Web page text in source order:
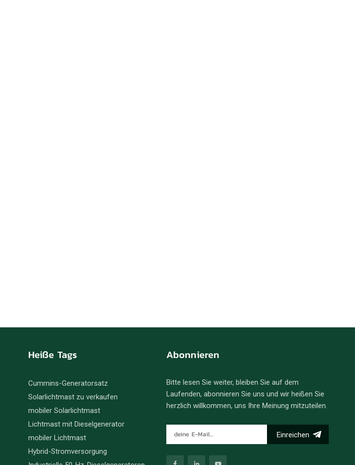
Heiße Tags
Cummins-Generatorsatz
Solarlichtmast zu verkaufen
mobiler Solarlichtmast
Lichtmast mit Dieselgenerator
mobiler Lichtmast
Hybrid-Stromversorgung
Abonnieren
Bitte lesen Sie weiter, bleiben Sie auf dem
Laufenden, abonnieren Sie uns und wir heißen Sie
herzlich willkommen, uns Ihre Meinung mitzuteilen.
Einreichen